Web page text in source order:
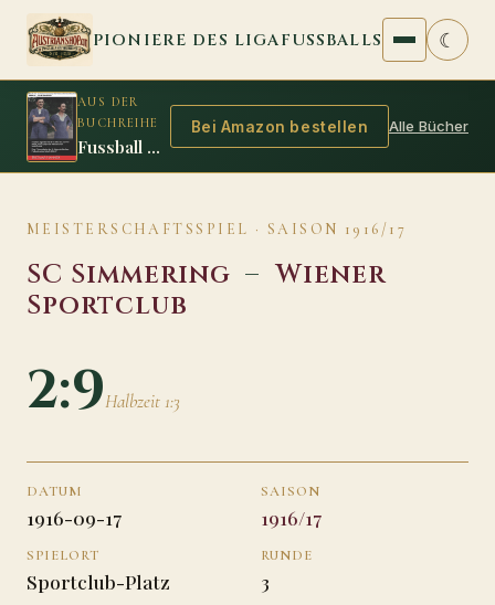
Zum Inhalt springen
PIONIERE DES LIGAFUSSBALLS ☾
AUS DER
BUCHREIHE
Fussball Legenden 1916/17
Bei Amazon bestellen Alle Bücher
MEISTERSCHAFTSSPIEL · SAISON 1916/17
SC Simmering –Wiener
Sportclub
2:9Halbzeit 1:3
DATUM
1916-09-17
SAISON
1916/17
SPIELORT
Sportclub-Platz
RUNDE
3